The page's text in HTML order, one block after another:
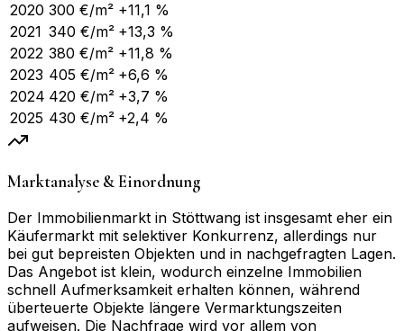
2020 300 €/m² +11,1 %
2021 340 €/m² +13,3 %
2022 380 €/m² +11,8 %
2023 405 €/m² +6,6 %
2024 420 €/m² +3,7 %
2025 430 €/m² +2,4 %
Marktanalyse & Einordnung
Der Immobilienmarkt in Stöttwang ist insgesamt eher ein
Käufermarkt mit selektiver Konkurrenz, allerdings nur
bei gut bepreisten Objekten und in nachgefragten Lagen.
Das Angebot ist klein, wodurch einzelne Immobilien
schnell Aufmerksamkeit erhalten können, während
überteuerte Objekte längere Vermarktungszeiten
aufweisen. Die Nachfrage wird vor allem von